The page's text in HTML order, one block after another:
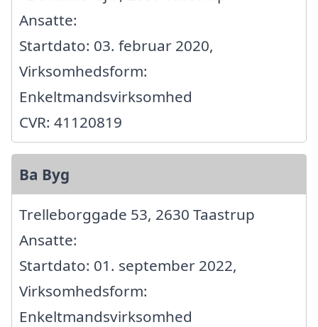
Ansatte:
Startdato: 03. februar 2020,
Virksomhedsform:
Enkeltmandsvirksomhed
CVR: 41120819
Ba Byg
Trelleborggade 53, 2630 Taastrup
Ansatte:
Startdato: 01. september 2022,
Virksomhedsform:
Enkeltmandsvirksomhed